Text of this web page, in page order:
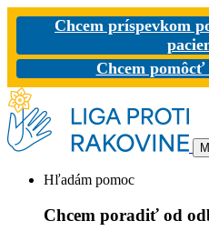
Chcem príspevkom
Chcem
Hľadám pomoc
Chcem poradiť od